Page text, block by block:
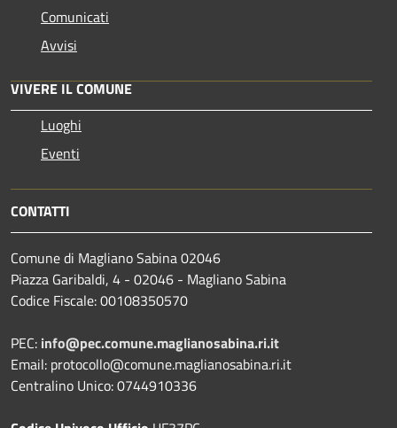
Comunicati
Avvisi
VIVERE IL COMUNE
Luoghi
Eventi
CONTATTI
Comune di Magliano Sabina 02046
Piazza Garibaldi, 4 - 02046 - Magliano Sabina
Codice Fiscale: 00108350570
PEC: info@pec.comune.maglianosabina.ri.it
Email: protocollo@comune.maglianosabina.ri.it
Centralino Unico: 0744910336